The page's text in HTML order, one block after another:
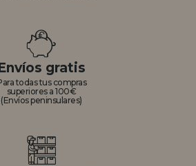
gratis
todas tus compras
superiores a 100€
(Envíos peninsulares)